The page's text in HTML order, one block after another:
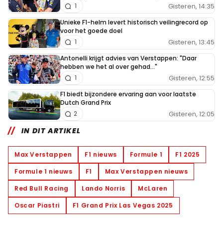
Gisteren, 14:35
1
Unieke F1-helm levert historisch veilingrecord op
voor het goede doel
Gisteren, 13:45
1
Antonelli krijgt advies van Verstappen: "Daar
hebben we het al over gehad..."
Gisteren, 12:55
1
F1 biedt bijzondere ervaring aan voor laatste
Dutch Grand Prix
Gisteren, 12:05
2
IN DIT ARTIKEL
Max Verstappen F1 nieuws Formule 1
F1 2025
Formule 1 nieuws
F1
Max Verstappen nieuws
Red Bull Racing
Lando Norris
McLaren
Oscar Piastri
F1 Grand Prix Las Vegas 2025